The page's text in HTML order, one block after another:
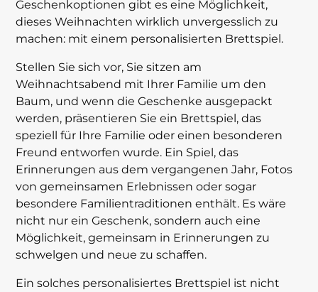
Geschenkoptionen gibt es eine Möglichkeit,
dieses Weihnachten wirklich unvergesslich zu
machen: mit einem personalisierten Brettspiel.
Stellen Sie sich vor, Sie sitzen am
Weihnachtsabend mit Ihrer Familie um den
Baum, und wenn die Geschenke ausgepackt
werden, präsentieren Sie ein Brettspiel, das
speziell für Ihre Familie oder einen besonderen
Freund entworfen wurde. Ein Spiel, das
Erinnerungen aus dem vergangenen Jahr, Fotos
von gemeinsamen Erlebnissen oder sogar
besondere Familientraditionen enthält. Es wäre
nicht nur ein Geschenk, sondern auch eine
Möglichkeit, gemeinsam in Erinnerungen zu
schwelgen und neue zu schaffen.
Ein solches personalisiertes Brettspiel ist nicht